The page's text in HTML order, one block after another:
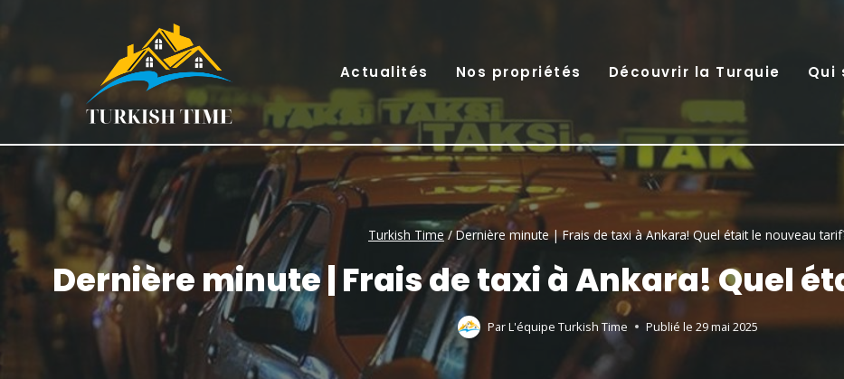
Actualités Nos propriétés Découvrir la Turquie Qui
Turkish Time/Dernière minute | Frais de taxi à Ankara! Quel était le nouveau
Dernière minute | Frais de taxi à Ankara! Quel
ParL'équipe Turkish Time Publié le 29 mai 2025